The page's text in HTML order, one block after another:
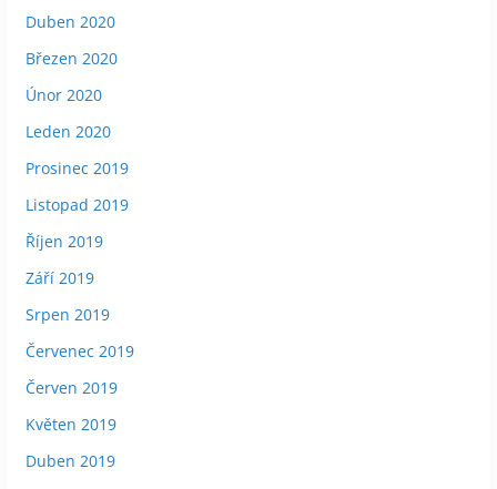
Duben 2020
Březen 2020
Únor 2020
Leden 2020
Prosinec 2019
Listopad 2019
Říjen 2019
Září 2019
Srpen 2019
Červenec 2019
Červen 2019
Květen 2019
Duben 2019